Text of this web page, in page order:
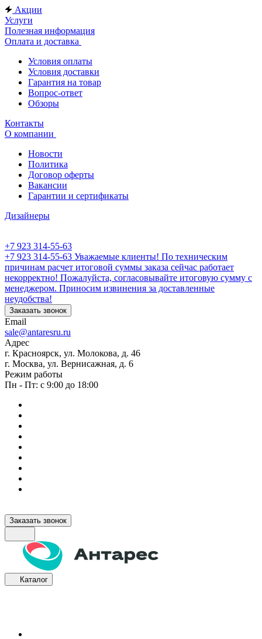
Акции
Услуги
Полезная информация
Оплата и доставка
Условия оплаты
Условия доставки
Гарантия на товар
Вопрос-ответ
Обзоры
Контакты
О компании
Новости
Политика
Договор оферты
Вакансии
Гарантии и сертификаты
Дизайнеры
+7 923 314-55-63
+7 923 314-55-63 Уважаемые клиенты! По техническим
причинам расчет итоговой суммы заказа сейчас работает
некорректно! Пожалуйста, согласовывайте итоговую сумму с
менеджером. Приносим извинения за доставленные
неудобства!
Заказать звонок
Email
sale@antaresru.ru
Адрес
г. Красноярск, ул. Молокова, д. 46
г. Москва, ул. Вернисажная, д. 6
Режим работы
Пн - Пт: с 9:00 до 18:00
Заказать звонок
Каталог